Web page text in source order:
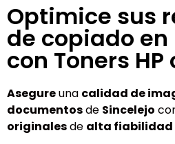
Optimice sus
de copiado en
con Toners
Asegureuna calidad de
documentosde Sincelejo
originalesde alta fiabilidad